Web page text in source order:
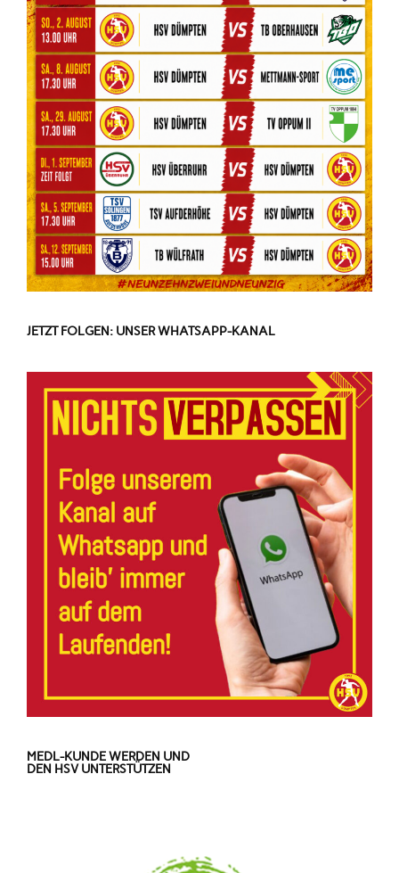
JETZT FOLGEN: UNSER WHATSAPP-KANAL
MEDL-KUNDE WERDEN UND
DEN HSV UNTERSTÜTZEN